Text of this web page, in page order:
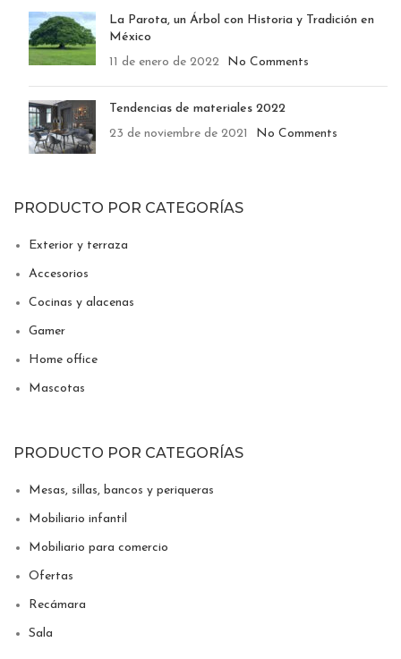
La Parota, un Árbol con Historia y Tradición en
México
11 de enero de 2022
No Comments
Tendencias de materiales 2022
23 de noviembre de 2021
No Comments
PRODUCTO POR CATEGORÍAS
Exterior y terraza
Accesorios
Cocinas y alacenas
Gamer
Home office
Mascotas
PRODUCTO POR CATEGORÍAS
Mesas, sillas, bancos y periqueras
Mobiliario infantil
Mobiliario para comercio
Ofertas
Recámara
Sala